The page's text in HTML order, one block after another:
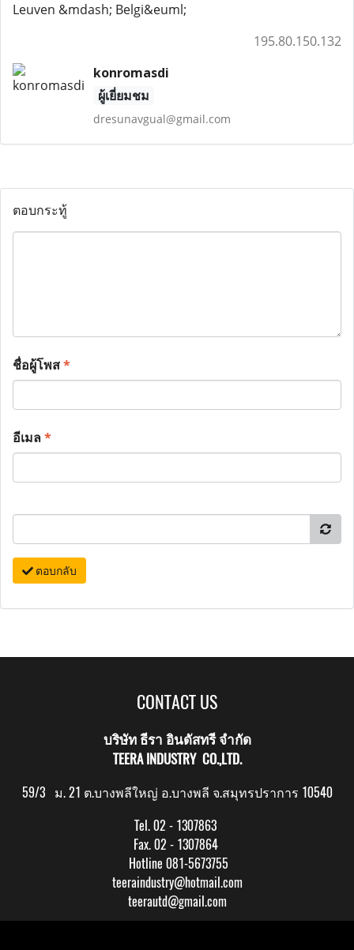
Leuven &mdash; Belgi&euml;
195.80.150.132
konromasdi
ผู้เยี่ยมชม
dresunavgual@gmail.com
ตอบกระทู้
ชื่อผู้โพส*
อีเมล*
ตอบกลับ
CONTACT US
บริษัท ธีรา อินดัสทรี จำกัด
TEERA INDUSTRY CO.,LTD.
59/3 ม. 21 ต.บางพลีใหญ่ อ.บางพลี จ.สมุทรปราการ 10540
Tel. 02 - 1307863
Fax. 02 - 1307864
Hotline 081-5673755
teeraindustry@hotmail.com
teerautd@gmail.com